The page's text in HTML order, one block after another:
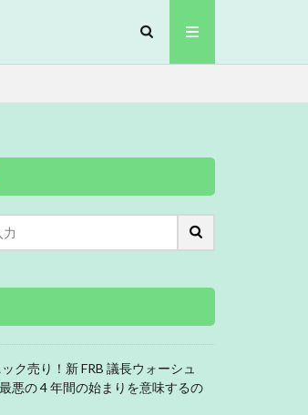
ク売り！新 FRB 議長ウォーシュ
悪の 4 年間の始まりを意味するの